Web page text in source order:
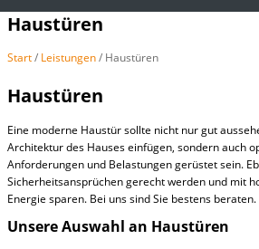
Haustüren
Start/ Leistungen/ Haustüren
Haustüren
Eine moderne Haustür sollte nicht nur gut
Architektur des Hauses einfügen, sondern auch
Anforderungen und Belastungen gerüstet sein.
Sicherheitsansprüchen gerecht werden und mit
Energie sparen. Bei uns sind Sie bestens beraten.
Unsere Auswahl an Haustüren